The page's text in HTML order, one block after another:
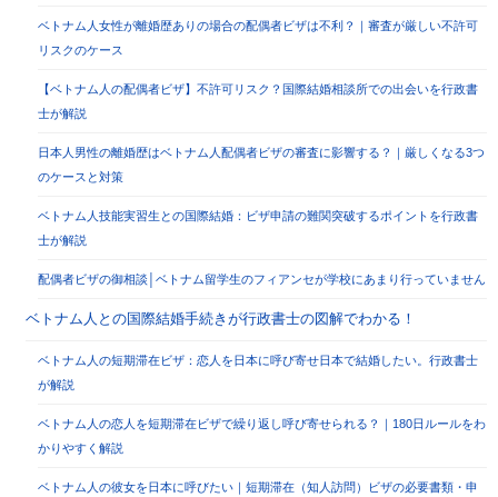
ベトナム人女性が離婚歴ありの場合の配偶者ビザは不利？｜審査が厳しい不許可
リスクのケース
【ベトナム人の配偶者ビザ】不許可リスク？国際結婚相談所での出会いを行政書
士が解説
日本人男性の離婚歴はベトナム人配偶者ビザの審査に影響する？｜厳しくなる3つ
のケースと対策
ベトナム人技能実習生との国際結婚：ビザ申請の難関突破するポイントを行政書
士が解説
配偶者ビザの御相談│ベトナム留学生のフィアンセが学校にあまり行っていません
ベトナム人との国際結婚手続きが行政書士の図解でわかる！
ベトナム人の短期滞在ビザ：恋人を日本に呼び寄せ日本で結婚したい。行政書士
が解説
ベトナム人の恋人を短期滞在ビザで繰り返し呼び寄せられる？｜180日ルールをわ
かりやすく解説
ベトナム人の彼女を日本に呼びたい｜短期滞在（知人訪問）ビザの必要書類・申